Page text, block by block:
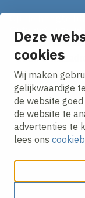
Deze
cookies
Wij maken
gelijkwaardige
de website
de website te
advertenties te
lees ons
Ontvang onze
E-mailadres
Ik ga akkoord
Cookies